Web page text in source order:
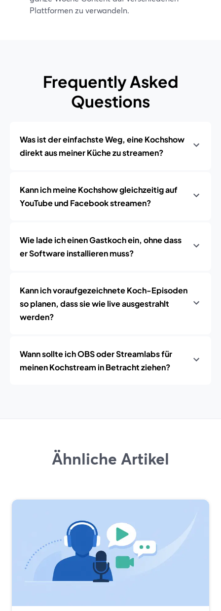
Plattformen zu verwandeln.
Frequently Asked
Questions
Was ist der einfachste Weg, eine Kochshow
direkt aus meiner Küche zu streamen?
Kann ich meine Kochshow gleichzeitig auf
YouTube und Facebook streamen?
Wie lade ich einen Gastkoch ein, ohne dass
er Software installieren muss?
Kann ich voraufgezeichnete Koch-Episoden
so planen, dass sie wie live ausgestrahlt
werden?
Wann sollte ich OBS oder Streamlabs für
meinen Kochstream in Betracht ziehen?
Ähnliche Artikel